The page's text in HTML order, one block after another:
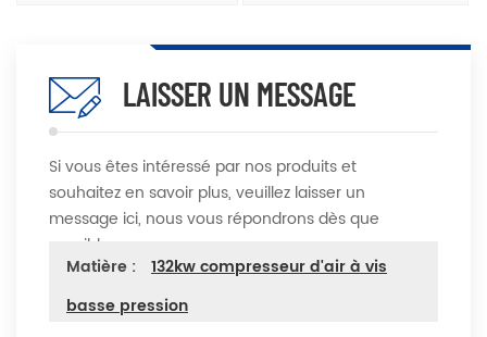
LAISSER UN MESSAGE
Si vous êtes intéressé par nos produits et
souhaitez en savoir plus, veuillez laisser un
message ici, nous vous répondrons dès que
possible
Matière :
132kw compresseur d'air à vis
basse pression